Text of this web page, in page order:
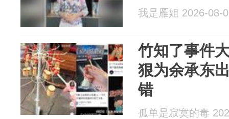
我是雁姐 2026-08-
竹知了事件
狠为余承东
错
孤单是寂寞的毒